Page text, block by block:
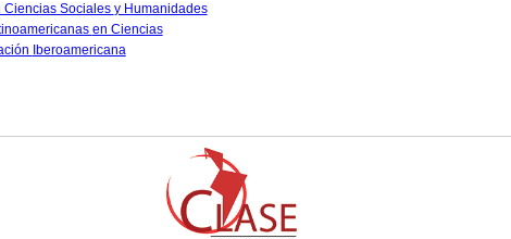
CLASE. Citas Latinoamericanas en Ciencias Sociales y Humanidades
PERIÓDICA. Índice de Revistas Latinoamericanas en Ciencias
IRESIE. Base de datos sobre Educación Iberoamericana